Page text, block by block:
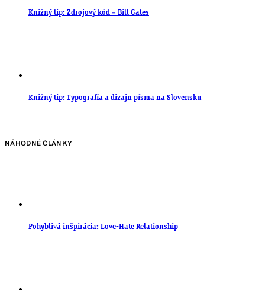
Knižný tip: Zdrojový kód – Bill Gates
Knižný tip: Typografia a dizajn písma na Slovensku
NÁHODNÉ ČLÁNKY
Pohyblivá inšpirácia: Love-Hate Relationship